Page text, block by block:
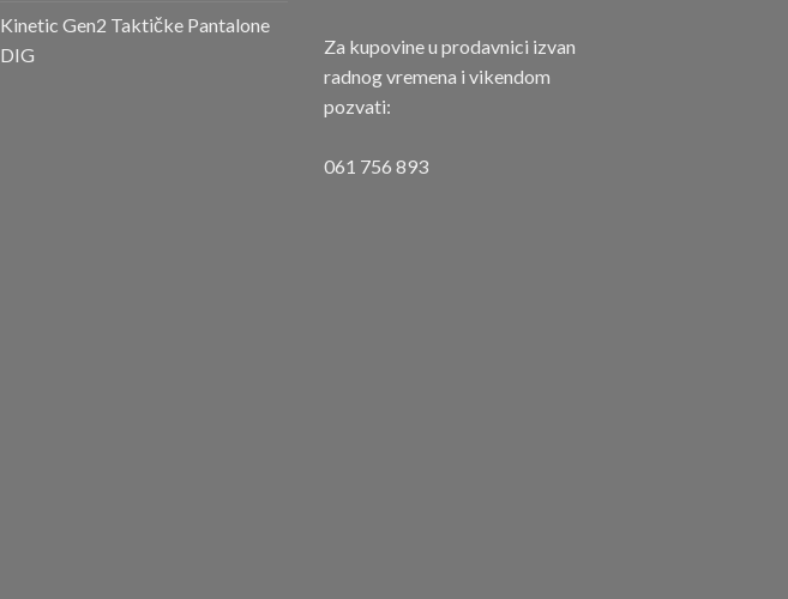
Kinetic Gen2 Taktičke Pantalone
DIG
Za kupovine u prodavnici izvan
radnog vremena i vikendom
pozvati:
061 756 893